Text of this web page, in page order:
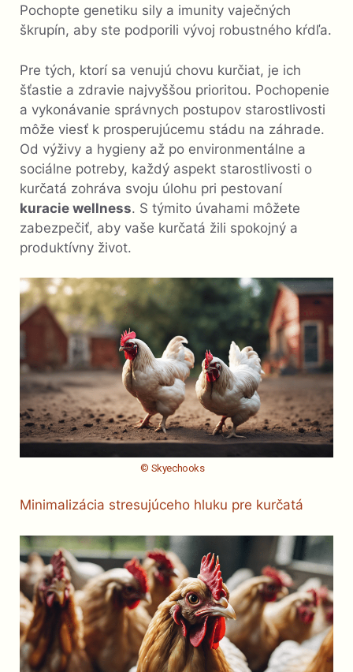
Pochopte genetiku sily a imunity vaječných
škrupín, aby ste podporili vývoj robustného kŕdľa.
Pre tých, ktorí sa venujú chovu kurčiat, je ich
šťastie a zdravie najvyššou prioritou. Pochopenie
a vykonávanie správnych postupov starostlivosti
môže viesť k prosperujúcemu stádu na záhrade.
Od výživy a hygieny až po environmentálne a
sociálne potreby, každý aspekt starostlivosti o
kurčatá zohráva svoju úlohu pri pestovaní
kuracie wellness. S týmito úvahami môžete
zabezpečiť, aby vaše kurčatá žili spokojný a
produktívny život.
© Skyechooks
Minimalizácia stresujúceho hluku pre kurčatá